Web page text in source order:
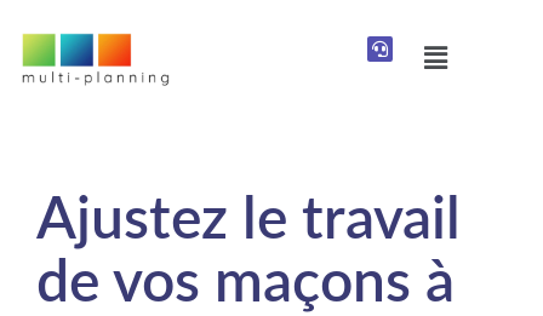
Ajustez le travail
de vos maçons à